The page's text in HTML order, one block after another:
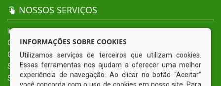
NOSSOS SERVIÇOS
Início
O Município
Governo
Secretarias
Serviços Eletrônicos
INFORMAÇÕES SOBRE COOKIES
Utilizamos serviços de terceiros que utilizam cookies.
Essas ferramentas nos ajudam a oferecer uma melhor
experiência de navegação. Ao clicar no botão “Aceitar”